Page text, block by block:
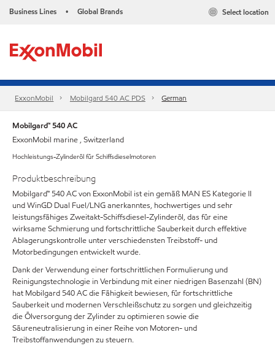
Business Lines • Global Brands Select location
ExxonMobil Mobilgard 540 AC PDS German
Mobilgard™ 540 AC
ExxonMobil marine , Switzerland
Hochleistungs-Zylinderöl für Schiffsdieselmotoren
Produktbeschreibung
Mobilgard™ 540 AC von ExxonMobil ist ein gemäß MAN ES Kategorie II
und WinGD Dual Fuel/LNG anerkanntes, hochwertiges und sehr
leistungsfähiges Zweitakt-Schiffsdiesel-Zylinderöl, das für eine
wirksame Schmierung und fortschrittliche Sauberkeit durch effektive
Ablagerungskontrolle unter verschiedensten Treibstoff- und
Motorbedingungen entwickelt wurde.
Dank der Verwendung einer fortschrittlichen Formulierung und
Reinigungstechnologie in Verbindung mit einer niedrigen Basenzahl (BN)
hat Mobilgard 540 AC die Fähigkeit bewiesen, für fortschrittliche
Sauberkeit und modernen Verschleißschutz zu sorgen und gleichzeitig
die Ölversorgung der Zylinder zu optimieren sowie die
Säureneutralisierung in einer Reihe von Motoren- und
Treibstoffanwendungen zu steuern.